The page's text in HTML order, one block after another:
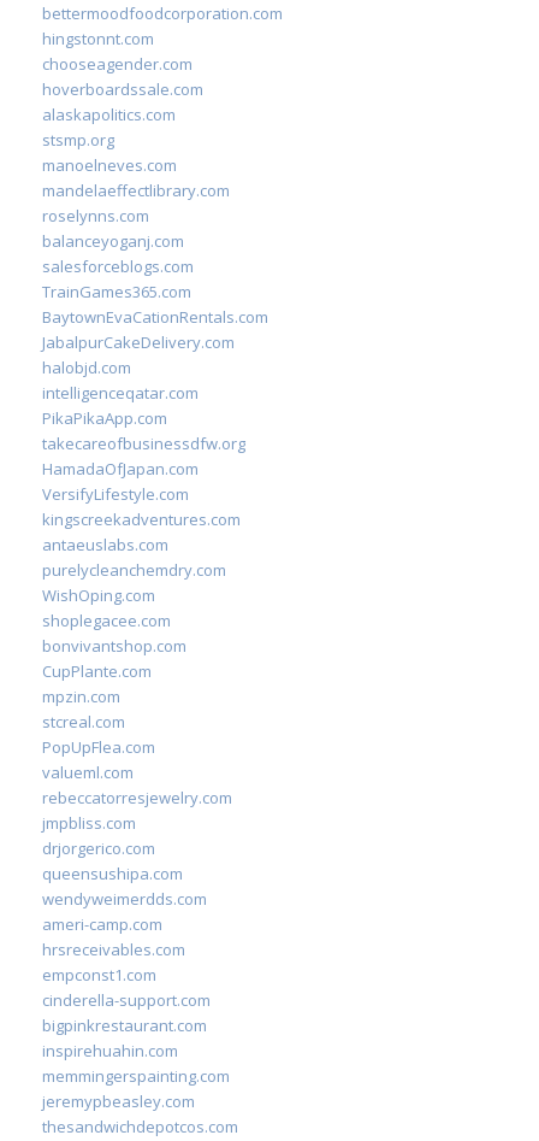
bettermoodfoodcorporation.com
hingstonnt.com
chooseagender.com
hoverboardssale.com
alaskapolitics.com
stsmp.org
manoelneves.com
mandelaeffectlibrary.com
roselynns.com
balanceyoganj.com
salesforceblogs.com
TrainGames365.com
BaytownEvaCationRentals.com
JabalpurCakeDelivery.com
halobjd.com
intelligenceqatar.com
PikaPikaApp.com
takecareofbusinessdfw.org
HamadaOfJapan.com
VersifyLifestyle.com
kingscreekadventures.com
antaeuslabs.com
purelycleanchemdry.com
WishOping.com
shoplegacee.com
bonvivantshop.com
CupPlante.com
mpzin.com
stcreal.com
PopUpFlea.com
valueml.com
rebeccatorresjewelry.com
jmpbliss.com
drjorgerico.com
queensushipa.com
wendyweimerdds.com
ameri-camp.com
hrsreceivables.com
empconst1.com
cinderella-support.com
bigpinkrestaurant.com
inspirehuahin.com
memmingerspainting.com
jeremypbeasley.com
thesandwichdepotcos.com